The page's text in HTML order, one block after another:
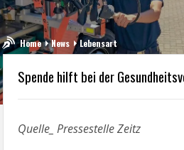
Home News Lebensart
Spende hilft bei der
Quelle_ Pressestelle Zeitz